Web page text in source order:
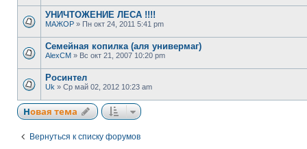
УНИЧТОЖЕНИЕ ЛЕСА !!!!
МАЖОР » Пн окт 24, 2011 5:41 pm
Семейная копилка (аля универмаг)
AlexCM » Вс окт 21, 2007 10:20 pm
Росинтел
Uk » Ср май 02, 2012 10:23 am
Новая тема
Вернуться к списку форумов